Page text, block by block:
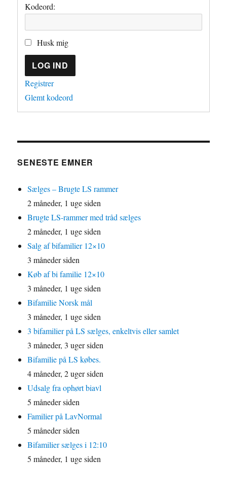
Kodeord:
Husk mig
LOG IND
Registrer
Glemt kodeord
SENESTE EMNER
Sælges – Brugte LS rammer
2 måneder, 1 uge siden
Brugte LS-rammer med tråd sælges
2 måneder, 1 uge siden
Salg af bifamilier 12×10
3 måneder siden
Køb af bi familie 12×10
3 måneder, 1 uge siden
Bifamilie Norsk mål
3 måneder, 1 uge siden
3 bifamilier på LS sælges, enkeltvis eller samlet
3 måneder, 3 uger siden
Bifamilie på LS købes.
4 måneder, 2 uger siden
Udsalg fra ophørt biavl
5 måneder siden
Familier på LavNormal
5 måneder siden
Bifamilier sælges i 12:10
5 måneder, 1 uge siden